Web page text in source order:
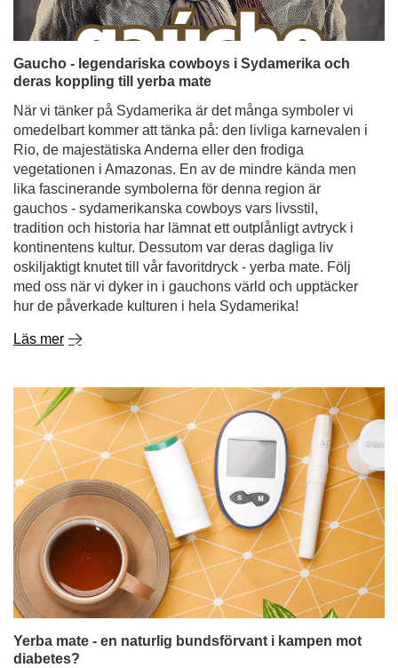
Gaucho - legendariska cowboys i Sydamerika och
deras koppling till yerba mate
När vi tänker på Sydamerika är det många symboler vi
omedelbart kommer att tänka på: den livliga karnevalen i
Rio, de majestätiska Anderna eller den frodiga
vegetationen i Amazonas. En av de mindre kända men
lika fascinerande symbolerna för denna region är
gauchos - sydamerikanska cowboys vars livsstil,
tradition och historia har lämnat ett outplånligt avtryck i
kontinentens kultur. Dessutom var deras dagliga liv
oskiljaktigt knutet till vår favoritdryck - yerba mate. Följ
med oss när vi dyker in i gauchons värld och upptäcker
hur de påverkade kulturen i hela Sydamerika!
Läs mer
Yerba mate - en naturlig bundsförvant i kampen mot
diabetes?